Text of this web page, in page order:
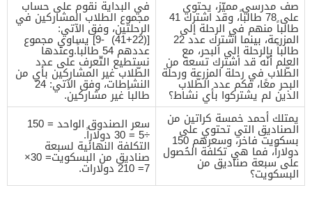
صف مدرسي مميّز، يحتوي
على 78 طالباً، وقد اشترك 41
طالباً منهم في الرحلة إلى
المزرعة، بينما اشترك عدد 22
طالباً بالرحلة إلى البحر، مع
العلم أنّه قد اشترك تسعة من
الطّلاب في رحلة المزرعة ورحلة
البحر معًا، فكم عدد الطّلاب
الذين لم يشتركوا بأي نشاط؟
في البداية نقوم على حساب
مجموع الطلاب المشاركين في
الرحلتين، وفق الآتي:
[(22+41) -9] يساوي مجموع
عددهم 54 طالباً.وعندها
نستطيع التّعرف على عدد
الطّلاب غير المشاركين بأي من
النشاطات، وفق الآتي: 24
طالباً غير مشاركين.
يمتلك أحمد خمسة كراتين من
الصناديق التي تحتوي على
بسكويت فاخر، وسعرهم 150
دولاراً، فما هي تكلفة الحُصول
على سبعة صناديق من
البسكويت؟
سعر الصندوق الواحد = 150
÷5 = 30 دولاراً.
التكلفة النهائية لسبعة
صناديق من البسكويت= 30×
7= 210 دولارات.